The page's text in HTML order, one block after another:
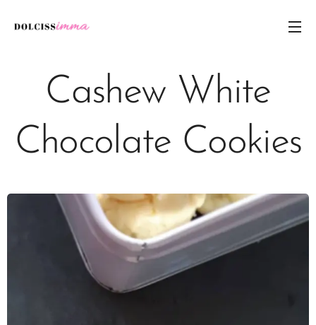
Cashew White
Chocolate Cookies